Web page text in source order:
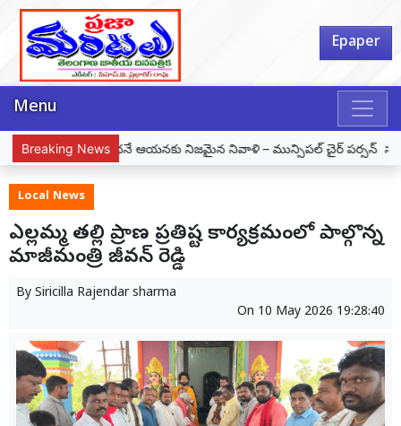
Epaper
Menu
Breaking News
నిజమైన నివాళి – మున్సిపల్ చైర్ పర్సన్ సమీండ్ల వాణి శ్రీనివాస్
Local News
ఎల్లమ్మ తల్లి ప్రాణ ప్రతిష్ట కార్యక్రమంలో పాల్గొన్న
మాజీమంత్రి జీవన్ రెడ్డి
By Siricilla Rajendar sharma
On 10 May 2026 19:28:40